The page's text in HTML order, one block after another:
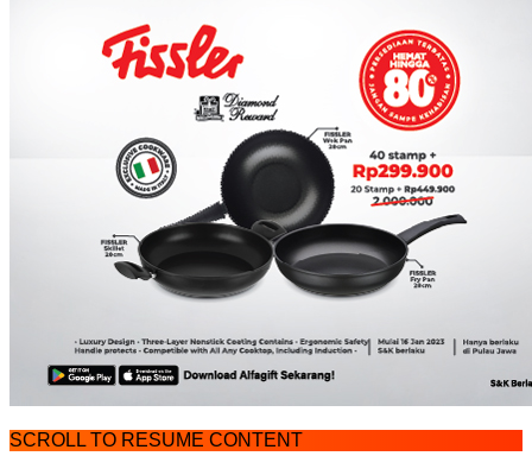
SCROLL TO RESUME CONTENT